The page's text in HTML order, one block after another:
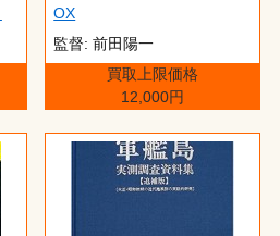
OX
監督: 前田陽一
買取上限価格
12,000円